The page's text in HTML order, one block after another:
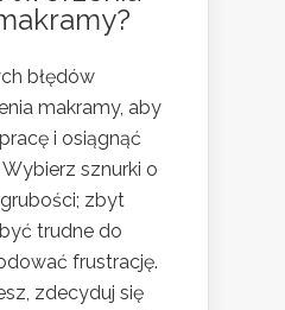
błędów
makramy, aby
i osiągnąć
sznurki o
zbyt
trudne do
frustrację.
zdecyduj się